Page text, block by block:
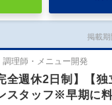
掲載期
理師・メニュー開発
全週休2日制】【
スタッフ※早期に